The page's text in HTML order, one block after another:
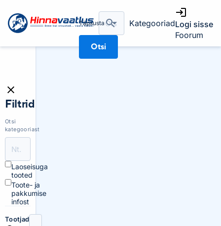
Täpsusta
Otsi
KategooriadLogi sisse
Foorum
Filtrid
Otsi
kategooriast
Laoseisuga
tooted
Toote- ja
pakkumise
infost
Tootjad